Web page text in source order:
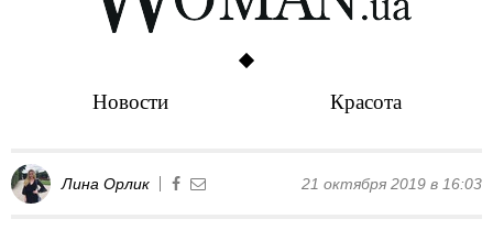
Новости Красота
Лина Орлик 21 октября 2019 в 16:03